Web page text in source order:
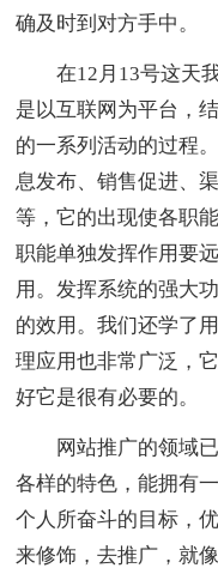
确及时到对方手中。
在12月13号这天我
是以互联网为平台，
的一系列活动的过程
息发布、销售促进、
等，它的出现使各职
职能单独发挥作用要
用。发挥系统的强大
的效用。我们还学了
理应用也非常广泛，
好它是很有必要的。
网站推广的领域已
各样的特色，能拥有
个人所奋斗的目标，
来修饰，去推广，就